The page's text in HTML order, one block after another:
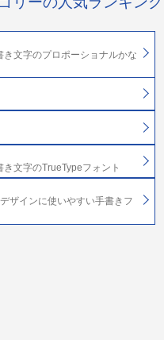
文字のプロポーショナルかな
文字のTrueTypeフォント
ザインに使いやすい手書きフ